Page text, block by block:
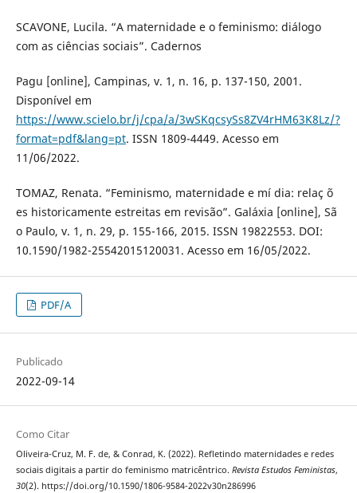
SCAVONE, Lucila. “A maternidade e o feminismo: diálogo
com as ciências sociais”. Cadernos
Pagu [online], Campinas, v. 1, n. 16, p. 137-150, 2001.
Disponível em
https://www.scielo.br/j/cpa/a/3wSKqcsySs8ZV4rHM63K8Lz/?
format=pdf&lang=pt. ISSN 1809-4449. Acesso em
11/06/2022.
TOMAZ, Renata. “Feminismo, maternidade e mí dia: relaç õ
es historicamente estreitas em revisão”. Galáxia [online], Sã
o Paulo, v. 1, n. 29, p. 155-166, 2015. ISSN 19822553. DOI:
10.1590/1982-25542015120031. Acesso em 16/05/2022.
PDF/A
Publicado
2022-09-14
Como Citar
Oliveira-Cruz, M. F. de, & Conrad, K. (2022). Refletindo maternidades e redes
sociais digitais a partir do feminismo matricêntrico. Revista Estudos Feministas,
30(2). https://doi.org/10.1590/1806-9584-2022v30n286996